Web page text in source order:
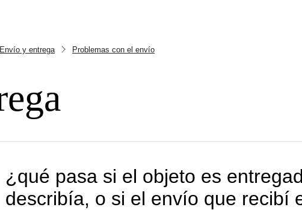
Envío y entrega Problemas con el envío
¿qué pasa si el objeto es
describía, o si el envío que recibí